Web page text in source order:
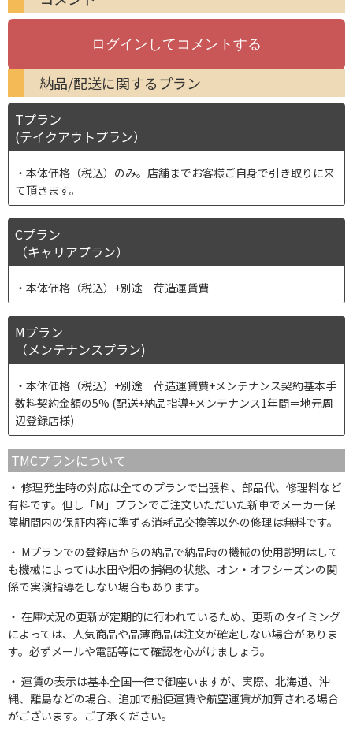
納品/配送に関するプラン
Tプラン
(テイクアウトプラン）
本体価格（税込）のみ。店舗までお客様ご自身で引き取りに来
て頂きます。
Cプラン
（キャリアプラン）
本体価格（税込）+別途 荷造運賃費
Mプラン
（メンテナンスプラン)
本体価格（税込）+別途 荷造運賃費+メンテナンス契約基本手
数料契約金額の5% (配送+納品指導+メンテナンス1年間＝地元周
辺登録店様)
TMCプランについて
修理発生時の対応は全てのプランで出張料、部品代、修理料など
有料です。但し「M」プランでご注文いただいた新車でメーカー保
障期間内の保証内容に準ずる消耗品交換等以外の修理は無料です。
Mプランでの登録店からの納品で納品時の機械の使用説明はして
も機械によっては水田や畑の捕縄の状態、オン・オフシーズンの関
係で実演指導をしない場合もあります。
在庫状況の更新が定期的に行われているため、更新のタイミング
によっては、人気商品や品薄商品は注文が確定しない場合がありま
す。必ずメールや電話等にて確認を心がけましょう。
運賃の表示は基本全国一律で御座いますが、実際、北海道、沖
縄、離島などの場合、追加で船便運賃や航空運賃が加算される場合
がございます。ご了承ください。